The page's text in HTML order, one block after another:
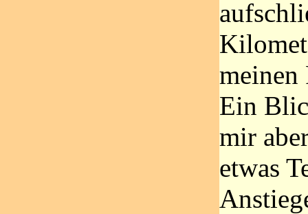
meinen
Ein
mir
etwas